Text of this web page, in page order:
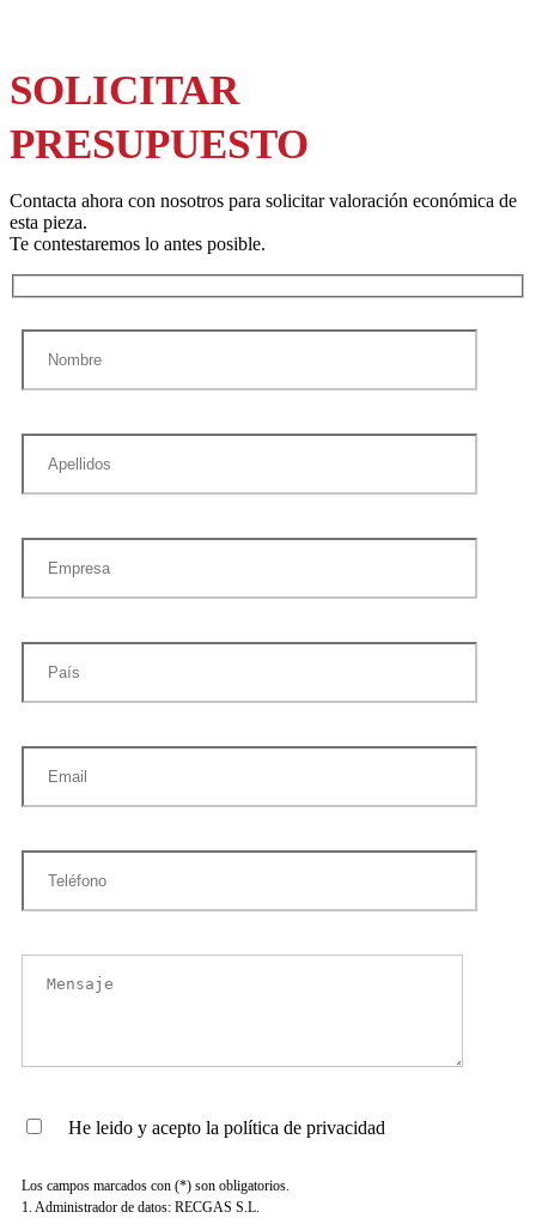
SOLICITAR
PRESUPUESTO
Contacta ahora con nosotros para solicitar valoración económica de
esta pieza.
Te contestaremos lo antes posible.
He leido y acepto la política de privacidad
Los campos marcados con (*) son obligatorios.
1. Administrador de datos: RECGAS S.L.